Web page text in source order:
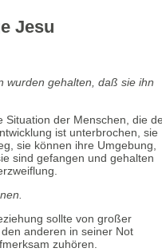
Jesu
wurden gehalten, daß sie ihn
Situation der Menschen, die
ist unterbrochen, sie
sie können ihre Umgebung,
sind gefangen und gehalten
sollte von großer
anderen in seiner Not
zuhören.